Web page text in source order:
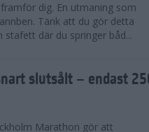
dig. En utmaning som
Tänk att du gör detta
där du springer båd...
slutsålt – endast
Marathon gör att